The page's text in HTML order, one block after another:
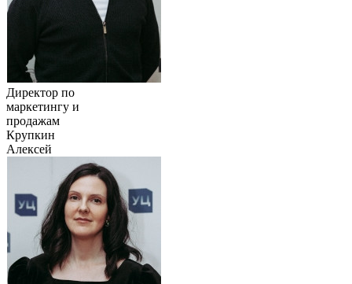
Директор по
маркетингу и
продажам
Крупкин
Алексей